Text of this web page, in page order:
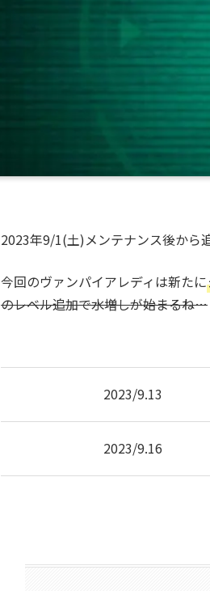
2023年9/1(土)メンテナンス後から
今回のヴァンパイアレディは新たに
のレベル追加で水増しが始まるね…
2023/9.13
2023/9.16